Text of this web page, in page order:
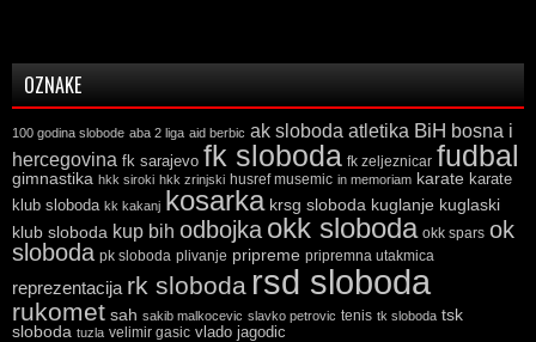
OZNAKE
100 godina slobode aba 2 liga aid berbic ak sloboda atletika BiH bosna i
hercegovina fk sarajevo fk sloboda fk zeljeznicar fudbal
gimnastika hkk siroki hkk zrinjski husref musemic in memoriam karate karate
klub sloboda kk kakanj kosarka krsg sloboda kuglanje kuglaski
klub sloboda kup bih odbojka okk sloboda okk spars ok
sloboda pk sloboda plivanje pripreme pripremna utakmica
reprezentacija rk sloboda rsd sloboda
rukomet sah sakib malkocevic slavko petrovic tenis tk sloboda tsk
sloboda tuzla velimir gasic vlado jagodic